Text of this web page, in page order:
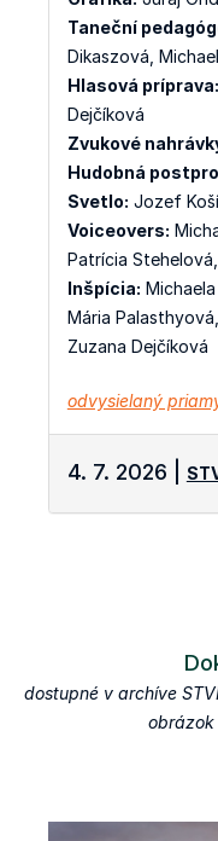
Taneční
Dikaszová,
Hlasová príprava:
Dejčíková
Zvukové
Hudobná
Svetlo: Jozef
Voiceovers:
Patrícia
Inšpícia:
Mária
Zuzana Dejčíková
odvysielaný
4. 7. 2026 |
dostupné v archíve
obrázok